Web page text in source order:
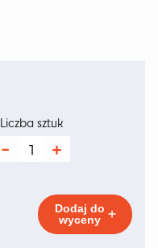
ilość
Grafit
Liczba sztuk
Dodaj do
wyceny